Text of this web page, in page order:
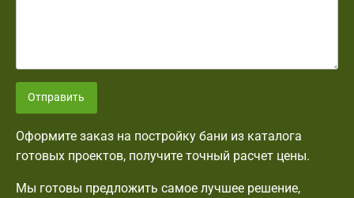
Отправить
Оформите заказ на постройку бани из каталога
готовых проектов, получите точный расчет цены.
Мы готовы предложить самое лучшее решение,